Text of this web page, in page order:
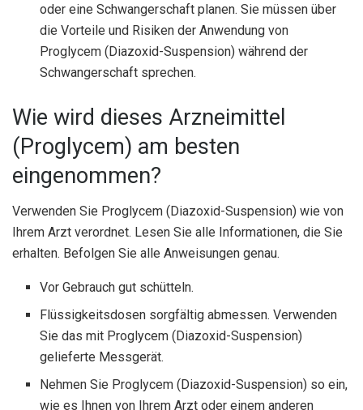
oder eine Schwangerschaft planen. Sie müssen über
die Vorteile und Risiken der Anwendung von
Proglycem (Diazoxid-Suspension) während der
Schwangerschaft sprechen.
Wie wird dieses Arzneimittel
(Proglycem) am besten
eingenommen?
Verwenden Sie Proglycem (Diazoxid-Suspension) wie von
Ihrem Arzt verordnet. Lesen Sie alle Informationen, die Sie
erhalten. Befolgen Sie alle Anweisungen genau.
Vor Gebrauch gut schütteln.
Flüssigkeitsdosen sorgfältig abmessen. Verwenden
Sie das mit Proglycem (Diazoxid-Suspension)
gelieferte Messgerät.
Nehmen Sie Proglycem (Diazoxid-Suspension) so ein,
wie es Ihnen von Ihrem Arzt oder einem anderen